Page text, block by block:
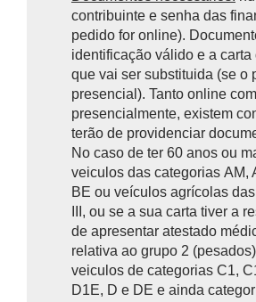
contribuinte e senha das
pedido for online).
identificação válido e a
que vai ser substituida (se o
presencial). Tanto online
presencialmente, existem
terão de providenciar
No caso de ter 60 anos ou
veiculos das categorias AM,
BE ou veículos agrícolas
III, ou se a sua carta tiver a
de apresentar atestado
relativa ao grupo 2
veiculos de categorias C1,
D1E, D e DE e ainda